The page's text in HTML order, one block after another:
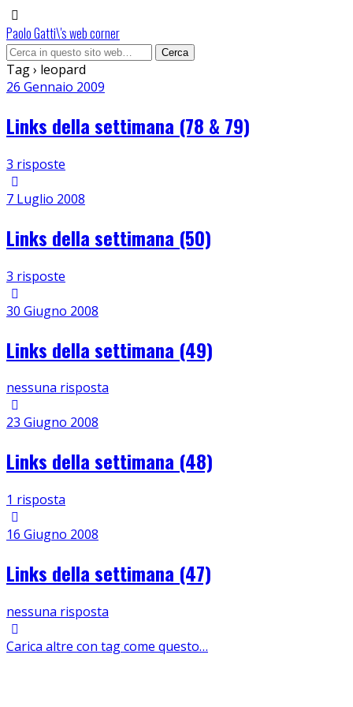
Paolo Gatti\'s web corner
Tag › leopard
26 Gennaio 2009
Links della settimana (78 & 79)
3 risposte
7 Luglio 2008
Links della settimana (50)
3 risposte
30 Giugno 2008
Links della settimana (49)
nessuna risposta
23 Giugno 2008
Links della settimana (48)
1 risposta
16 Giugno 2008
Links della settimana (47)
nessuna risposta
Carica altre con tag come questo…